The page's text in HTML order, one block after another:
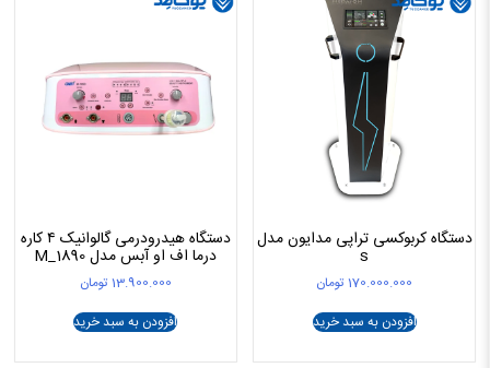
دستگاه کربوکسی تراپی مدایون مدل
s
170.000.000 تومان
افزودن به سبد خرید
دستگاه هیدرودرمی گالوانیک ۴ کاره
درما اف او آبس مدل M_1890
13.900.000 تومان
افزودن به سبد خرید